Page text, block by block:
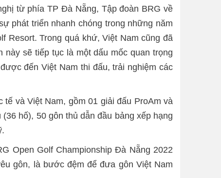
từ phía TP Đà Nẵng, Tập đoàn BRG về
phát triển nhanh chóng trong những năm
Resort. Trong quá khứ, Việt Nam cũng đã
sẽ tiếp tục là một dấu mốc quan trọng
đến Việt Nam thi đấu, trải nghiệm các
và Việt Nam, gồm 01 giải đấu ProAm và
hố), 50 gôn thủ dẫn đầu bảng xếp hạng
Open Golf Championship Đà Nẵng 2022
gôn, là bước đệm để đưa gôn Việt Nam